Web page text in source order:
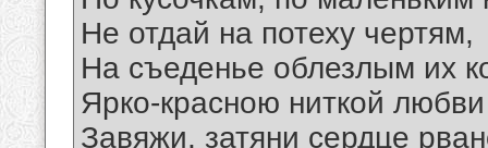
Не отдай на потеху чертям,
На съеденье облезлым их
Ярко-красною ниткой любви
Завяжи, затяни сердце